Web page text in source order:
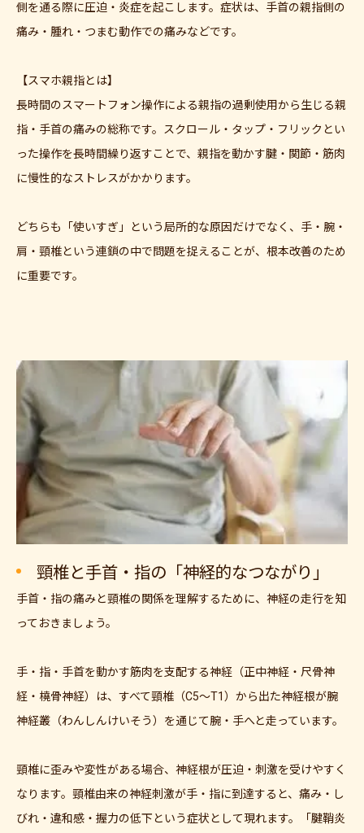
側を通る際に圧迫・炎症を起こします。症状は、手首の親指側の
痛み・腫れ・つまむ動作での痛みなどです。
【スマホ親指とは】
長時間のスマートフォン操作による親指の過剰使用から生じる親
指・手首の痛みの総称です。スクロール・タップ・フリックとい
った操作を長時間繰り返すことで、親指を動かす腱・関節・筋肉
に慢性的なストレスがかかります。
どちらも「使いすぎ」という局所的な原因だけでなく、手・腕・
肩・頸椎という連鎖の中で問題を捉えることが、根本改善のため
に重要です。
頸椎と手首・指の「神経的なつながり」
手首・指の痛みと頸椎の関係を理解するために、神経の走行を知
っておきましょう。
手・指・手首を動かす筋肉を支配する神経（正中神経・尺骨神
経・橈骨神経）は、すべて頸椎（C5〜T1）から出た神経根が腕
神経叢（わんしんけいそう）を通じて腕・手へと走っています。
頸椎に歪みや変性がある場合、神経根が圧迫・刺激を受けやすく
なります。頸椎由来の神経刺激が手・指に到達すると、痛み・し
びれ・違和感・握力の低下という症状として現れます。「腱鞘炎